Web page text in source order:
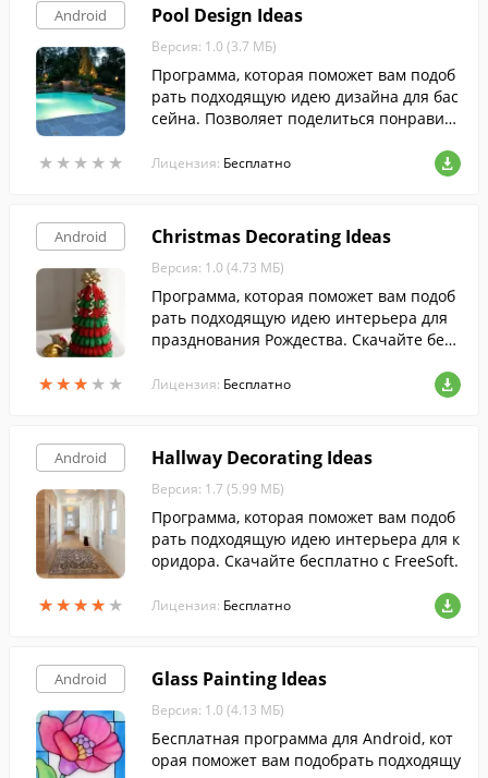
Android
★ ★ ★ ★ ★
★ ★ ★ ★ ★
Pool Design Ideas
Версия: 1.0 (3.7 МБ)
Программа, которая поможет вам подоб
рать подходящую идею дизайна для бас
сейна. Позволяет поделиться понравив
ными.
Лицензия: Бесплатно
Android
★★★ ★ ★
★★★ ★ ★
Christmas Decorating Ideas
Версия: 1.0 (4.73 МБ)
Программа, которая поможет вам подоб
рать подходящую идею интерьера для
празднования Рождества. Скачайте бес
Лицензия: Бесплатно
Android
★★★★ ★
★★★★ ★
Hallway Decorating Ideas
Версия: 1.7 (5.99 МБ)
Программа, которая поможет вам подоб
рать подходящую идею интерьера для к
оридора. Скачайте бесплатно с FreeSoft.
Лицензия: Бесплатно
Android Glass Painting Ideas
Версия: 1.0 (4.13 МБ)
Бесплатная программа для Android, кот
орая поможет вам подобрать подходящу